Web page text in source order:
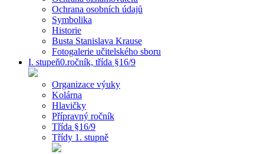
Ochrana osobních údajů
Symbolika
Historie
Busta Stanislava Krause
Fotogalerie učitelského sboru
I. stupeň0.ročník, třída §16/9
Organizace výuky
Kolárna
Hlavičky
Přípravný ročník
Třída §16/9
Třídy 1. stupně